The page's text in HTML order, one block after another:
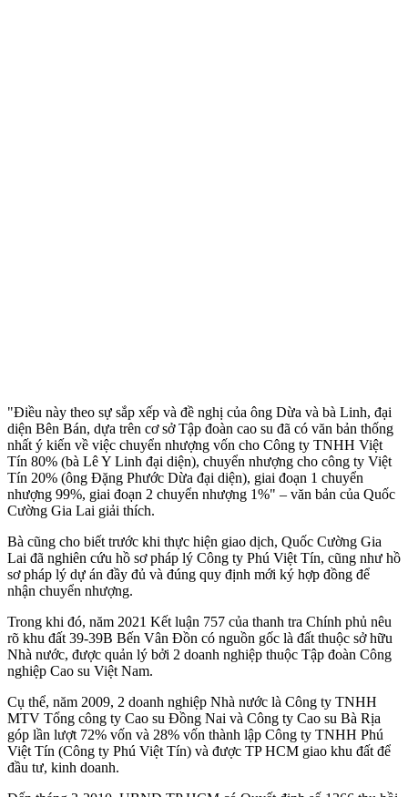
"Điều này theo sự sắp xếp và đề nghị của ông Dừa và bà Linh, đại
diện Bên Bán, dựa trên cơ sở Tập đoàn cao su đã có văn bản thống
nhất ý kiến về việc chuyển nhượng vốn cho Công ty TNHH Việt
Tín 80% (bà Lê Y Linh đại diện), chuyển nhượng cho công ty Việt
Tín 20% (ông Đặng Phước Dừa đại diện), giai đoạn 1 chuyển
nhượng 99%, giai đoạn 2 chuyển nhượng 1%" – văn bản của Quốc
Cường Gia Lai giải thích.
Bà cũng cho biết trước khi thực hiện giao dịch, Quốc Cường Gia
Lai đã nghiên cứu hồ sơ pháp lý Công ty Phú Việt Tín, cũng như hồ
sơ pháp lý dự án đầy đủ và đúng quy định mới ký hợp đồng để
nhận chuyển nhượng.
Trong khi đó, năm 2021 Kết luận 757 của thanh tra Chính phủ nêu
rõ khu đất 39-39B Bến Vân Đồn có nguồn gốc là đất thuộc sở hữu
Nhà nước, được quản lý bởi 2 doanh nghiệp thuộc Tập đoàn Công
nghiệp Cao su Việt Nam.
Cụ thể, năm 2009, 2 doanh nghiệp Nhà nước là Công ty TNHH
MTV Tổng công ty Cao su Đồng Nai và Công ty Cao su Bà Rịa
góp lần lượt 72% vốn và 28% vốn thành lập Công ty TNHH Phú
Việt Tín (Công ty Phú Việt Tín) và được TP HCM giao khu đất để
đầu tư, kinh doanh.